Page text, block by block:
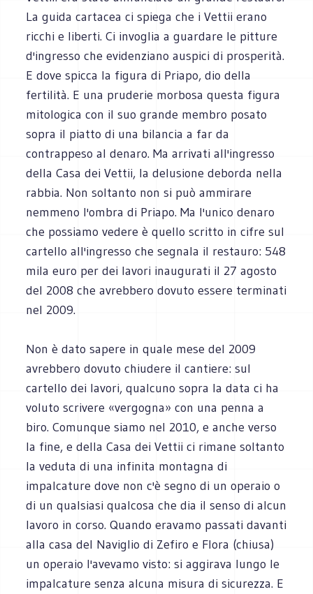
La guida cartacea ci spiega che i Vettii erano
ricchi e liberti. Ci invoglia a guardare le pitture
d'ingresso che evidenziano auspici di prosperità.
E dove spicca la figura di Priapo, dio della
fertilità. E una pruderie morbosa questa figura
mitologica con il suo grande membro posato
sopra il piatto di una bilancia a far da
contrappeso al denaro. Ma arrivati all'ingresso
della Casa dei Vettii, la delusione deborda nella
rabbia. Non soltanto non si può ammirare
nemmeno l'ombra di Priapo. Ma l'unico denaro
che possiamo vedere è quello scritto in cifre sul
cartello all'ingresso che segnala il restauro: 548
mila euro per dei lavori inaugurati il 27 agosto
del 2008 che avrebbero dovuto essere terminati
nel 2009.
Non è dato sapere in quale mese del 2009
avrebbero dovuto chiudere il cantiere: sul
cartello dei lavori, qualcuno sopra la data ci ha
voluto scrivere «vergogna» con una penna a
biro. Comunque siamo nel 2010, e anche verso
la fine, e della Casa dei Vettii ci rimane soltanto
la veduta di una infinita montagna di
impalcature dove non c'è segno di un operaio o
di un qualsiasi qualcosa che dia il senso di alcun
lavoro in corso. Quando eravamo passati davanti
alla casa del Naviglio di Zefiro e Flora (chiusa)
un operaio l'avevamo visto: si aggirava lungo le
impalcature senza alcuna misura di sicurezza. E